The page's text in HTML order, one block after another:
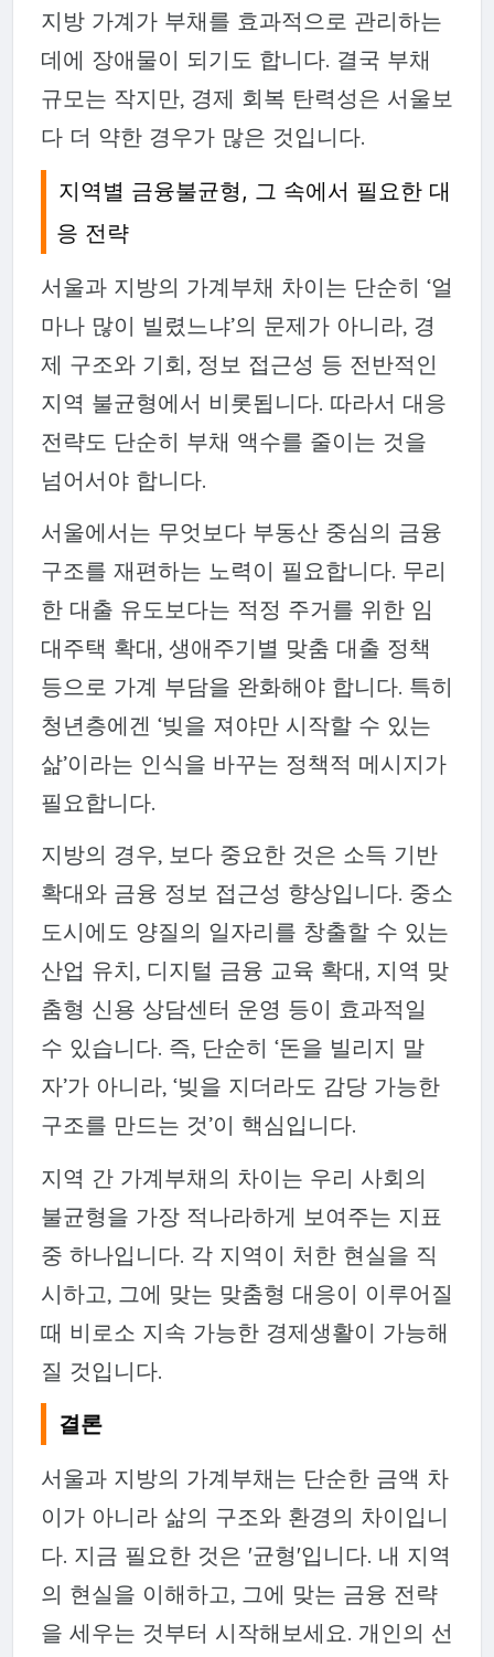
지방 가계가 부채를 효과적으로 관리하는
데에 장애물이 되기도 합니다. 결국 부채
규모는 작지만, 경제 회복 탄력성은 서울보
다 더 약한 경우가 많은 것입니다.
지역별 금융불균형, 그 속에서 필요한 대
응 전략
서울과 지방의 가계부채 차이는 단순히 ‘얼
마나 많이 빌렸느냐’의 문제가 아니라, 경
제 구조와 기회, 정보 접근성 등 전반적인
지역 불균형에서 비롯됩니다. 따라서 대응
전략도 단순히 부채 액수를 줄이는 것을
넘어서야 합니다.
서울에서는 무엇보다 부동산 중심의 금융
구조를 재편하는 노력이 필요합니다. 무리
한 대출 유도보다는 적정 주거를 위한 임
대주택 확대, 생애주기별 맞춤 대출 정책
등으로 가계 부담을 완화해야 합니다. 특히
청년층에겐 ‘빚을 져야만 시작할 수 있는
삶’이라는 인식을 바꾸는 정책적 메시지가
필요합니다.
지방의 경우, 보다 중요한 것은 소득 기반
확대와 금융 정보 접근성 향상입니다. 중소
도시에도 양질의 일자리를 창출할 수 있는
산업 유치, 디지털 금융 교육 확대, 지역 맞
춤형 신용 상담센터 운영 등이 효과적일
수 있습니다. 즉, 단순히 ‘돈을 빌리지 말
자’가 아니라, ‘빚을 지더라도 감당 가능한
구조를 만드는 것’이 핵심입니다.
지역 간 가계부채의 차이는 우리 사회의
불균형을 가장 적나라하게 보여주는 지표
중 하나입니다. 각 지역이 처한 현실을 직
시하고, 그에 맞는 맞춤형 대응이 이루어질
때 비로소 지속 가능한 경제생활이 가능해
질 것입니다.
결론
서울과 지방의 가계부채는 단순한 금액 차
이가 아니라 삶의 구조와 환경의 차이입니
다. 지금 필요한 것은 '균형'입니다. 내 지역
의 현실을 이해하고, 그에 맞는 금융 전략
을 세우는 것부터 시작해보세요. 개인의 선